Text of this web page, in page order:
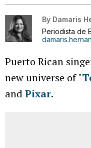
By Damaris
Periodista de
Puerto Rican
new universe of "
and Pixar.